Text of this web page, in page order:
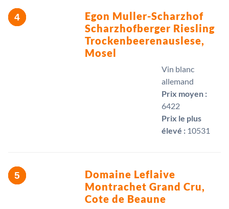
Egon Muller-Scharzhof
Scharzhofberger Riesling
Trockenbeerenauslese,
Mosel
Vin blanc
allemand
Prix moyen :
6422 
Prix le plus
élevé : 10531 
Domaine Leflaive
Montrachet Grand Cru,
Cote de Beaune